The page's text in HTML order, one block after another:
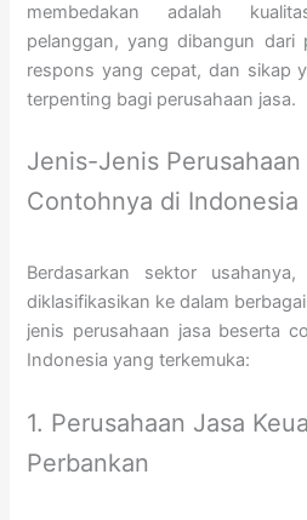
membedakan adalah
pelanggan, yang dibangun dari
respons yang cepat, dan sikap
terpenting bagi perusahaan jasa.
Jenis-Jenis Perusahaan
Contohnya di Indonesia
Berdasarkan sektor
diklasifikasikan ke dalam
jenis perusahaan jasa beserta
Indonesia yang terkemuka:
1. Perusahaan Jasa
Perbankan